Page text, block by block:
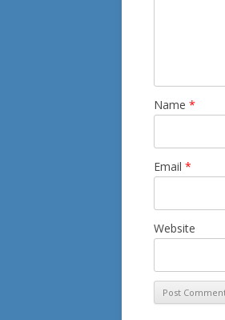
Name *
Email *
Website